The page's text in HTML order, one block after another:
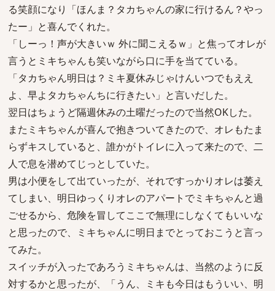
る笑顔になり「ほんま？タカちゃんの家に行けるん？やっ
たー」と喜んでくれた。
「しーっ！声が大きいｗ 外に聞こえるｗ」と焦ってオレが
言うとミキちゃんも笑いながら口に手を当てている。
「タカちゃん明日は？ミキ夏休みじゃけんいつでもええ
よ、早よタカちゃんちに行きたい」と言いだした。
翌日はちょうど隔週休みの土曜だったので当然OKした。
またミキちゃんが喜んで抱きついてきたので、オレもたま
らずキスしていると、誰かがトイレに入って来たので、二
人で息を潜めてじっとしていた。
男は小便をして出ていったが、それですっかりオレは萎え
てしまい、明日ゆっくりオレのアパートでミキちゃんと過
ごせるから、危険を冒してここで無理にしなくてもいいな
と思ったので、ミキちゃんに明日までとっておこうと言っ
てみた。
スイッチが入ったであろうミキちゃんは、当然のように反
対するかと思ったが、「うん、ミキも今日はもういい、明